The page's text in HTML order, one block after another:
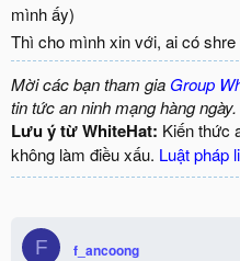
mình ấy)
Thì cho mình xin với, ai có
Mời các bạn tham gia Group
tin tức an ninh mạng hàng ngày.
Lưu ý từ WhiteHat: Kiến thức
không làm điều xấu. Luật pháp
F f_ancoong